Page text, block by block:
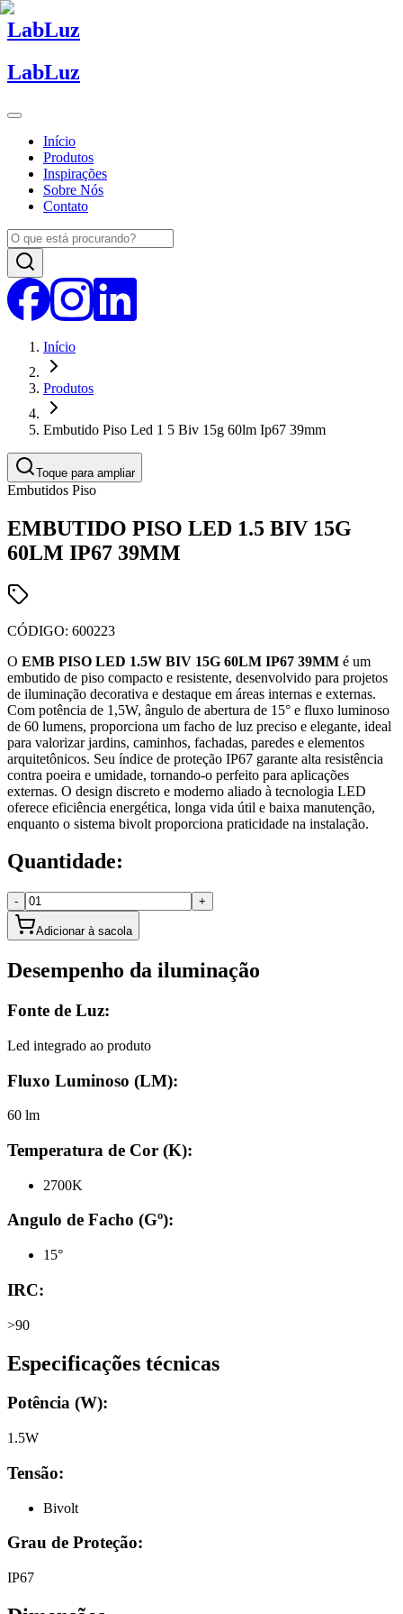
LabLuz
LabLuz
Início
Produtos
Inspirações
Sobre Nós
Contato
Início
Produtos
Embutido Piso Led 1 5 Biv 15g 60lm Ip67 39mm
Toque para ampliar
Embutidos Piso
EMBUTIDO PISO LED 1.5 BIV 15G
60LM IP67 39MM
CÓDIGO: 600223
O EMB PISO LED 1.5W BIV 15G 60LM IP67 39MM é um
embutido de piso compacto e resistente, desenvolvido para projetos
de iluminação decorativa e destaque em áreas internas e externas.
Com potência de 1,5W, ângulo de abertura de 15° e fluxo luminoso
de 60 lumens, proporciona um facho de luz preciso e elegante, ideal
para valorizar jardins, caminhos, fachadas, paredes e elementos
arquitetônicos. Seu índice de proteção IP67 garante alta resistência
contra poeira e umidade, tornando-o perfeito para aplicações
externas. O design discreto e moderno aliado à tecnologia LED
oferece eficiência energética, longa vida útil e baixa manutenção,
enquanto o sistema bivolt proporciona praticidade na instalação.
Quantidade:
- +
Adicionar à sacola
Desempenho da iluminação
Fonte de Luz:
Led integrado ao produto
Fluxo Luminoso (LM):
60 lm
Temperatura de Cor (K):
2700K
Angulo de Facho (Gº):
15°
IRC:
>90
Especificações técnicas
Potência (W):
1.5W
Tensão:
Bivolt
Grau de Proteção:
IP67